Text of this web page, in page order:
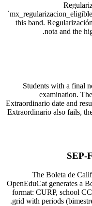
this band.
nota and the
Students with a final
examination.
Extraordinario date and
Extraordinario also fails,
SEP-
The Boleta de
OpenEduCat generates a
format: CURP, school
grid with periods